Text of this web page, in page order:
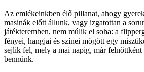
Az emlékeinkben élő pillanat, ahogy
masinák előtt állunk, vagy izgatottan a
játékteremben, nem múlik el soha: a
fényei, hangjai és színei mögött egy
sejlik fel, mely a mai napig, már felnőttként
bennünk.